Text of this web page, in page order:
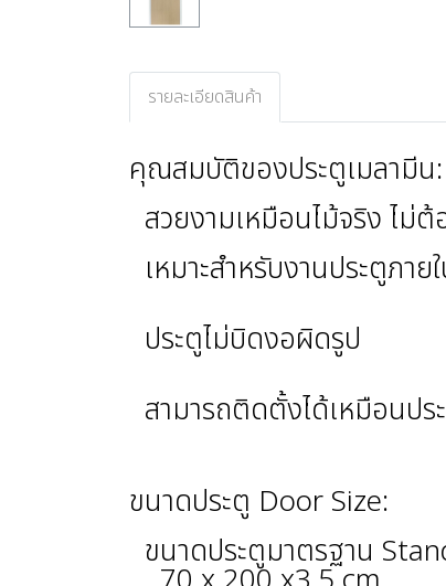
รายละเอียดสินค้า
คุณสมบัติของประตูเมลามีน:
สวยงามเหมือนไม้จริง ไม่ต้
เหมาะสำหรับงานประตูภาย
ประตูไม่บิดงอผิดรูป
สามารถติดตั้งได้เหมือนปร
ขนาดประตู Door Size:
ขนาดประตูมาตรฐาน